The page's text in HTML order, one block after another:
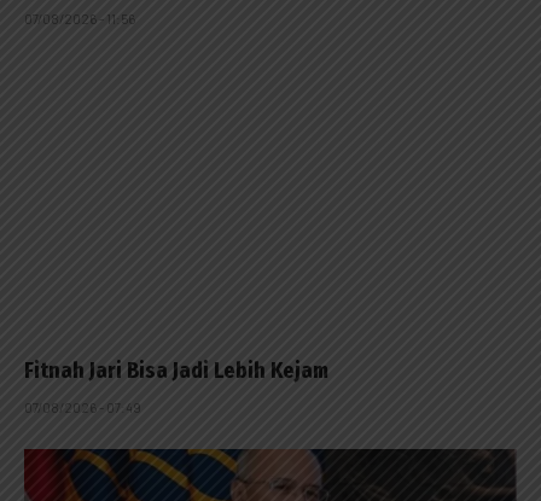
07/08/2026 - 11:56
Fitnah Jari Bisa Jadi Lebih Kejam
07/08/2026 - 07:49